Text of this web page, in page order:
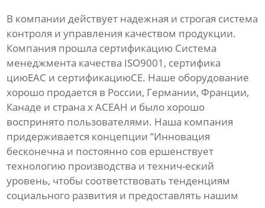
В компании действует надежная и строгая система
контроля и управления качеством продукции.
Компания прошла сертификацию Система
менеджмента качества ISO9001, сертифика
циюЕАС и сертификациюСЕ. Наше оборудование
хорошо продается в России, Германии, Франции,
Канаде и страна х АСЕАН и было хорошо
воспринято пользователями. Наша компания
придерживается концепции ”Инновация
бесконечна и постоянно сов ершенствует
технологию производства и технич-еский
уровень, чтобы соответствовать тенденциям
социального развития и предоставлять нашим